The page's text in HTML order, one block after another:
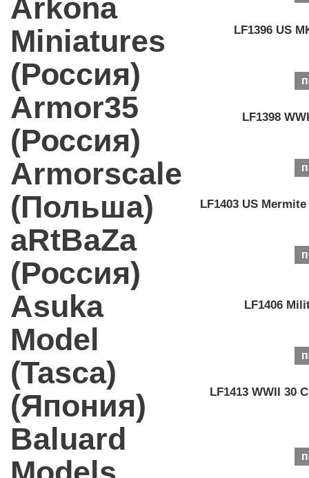
Arkona
Miniatures
(Россия)
Armor35
(Россия)
Armorscale
(Польша)
aRtBaZa
(Россия)
Asuka
Model
(Tasca)
(Япония)
Baluard
LF1396 US
LF1398
LF1403 US
LF1406
LF1413 WWII 30